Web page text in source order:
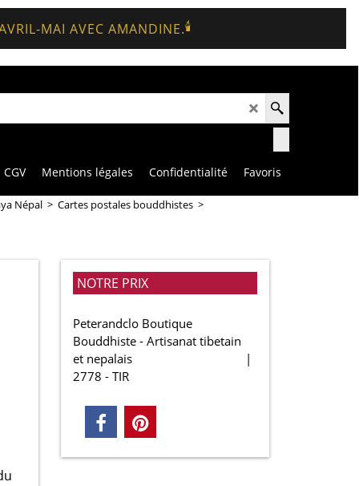
MAI AVEC AMANDINE.🕯️
CGV Mentions légales Confidentialité Favoris
Népal > Cartes postales bouddhistes >
NOTRE PRIX
Peterandclo Boutique
Bouddhiste - Artisanat tibetain
et nepalais
2778 - TIR